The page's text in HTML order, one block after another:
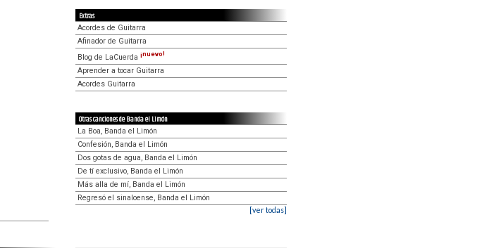
Extras
Acordes de Guitarra
Afinador de Guitarra
Blog de LaCuerda ¡nuevo!
Aprender a tocar Guitarra
Acordes Guitarra
Otras canciones de Banda el Limón
La Boa, Banda el Limón
Confesión, Banda el Limón
Dos gotas de agua, Banda el Limón
De tí exclusivo, Banda el Limón
Más alla de mí, Banda el Limón
Regresó el sinaloense, Banda el Limón
[ver todas]